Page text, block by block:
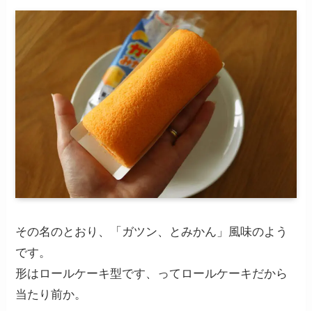
その名のとおり、「ガツン、とみかん」風味のよう
です。
形はロールケーキ型です、ってロールケーキだから
当たり前か。